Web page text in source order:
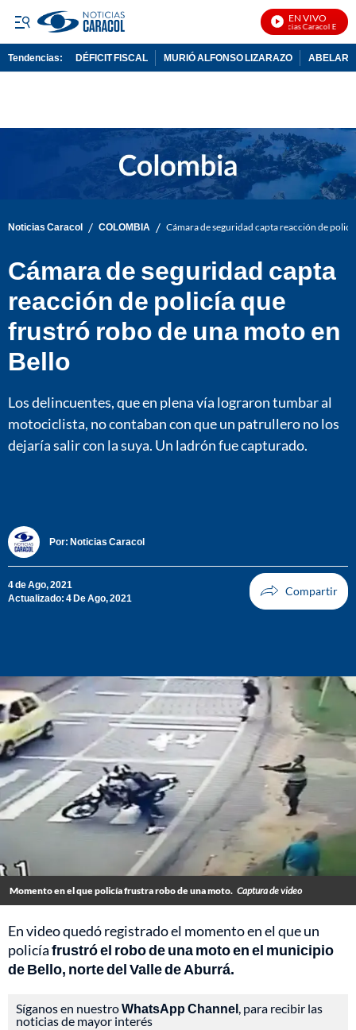
EN VIVO
Noticias Caracol En Vivo
Tendencias: DÉFICIT FISCAL MURIÓ ALFONSO LIZARAZO
Noticias Caracol / COLOMBIA / Cámara de seguridad capta reacción de
Cámara de seguridad capta
reacción de policía que
frustró robo de una moto en
Bello
Los delincuentes, que en plena vía lograron tumbar al
motociclista, no contaban con que un patrullero no los
dejaría salir con la suya. Un ladrón fue capturado.
Por: Noticias Caracol
4 de Ago, 2021
Actualizado: 4 De Ago, 2021
Momento en el que policía frustra robo de una moto. Captura de video
En video quedó registrado el momento en el que un
policíafrustró el robo de una moto en el municipio
de Bello, norte del Valle de Aburrá.
Síganos en nuestroWhatsApp Channel, para recibir las
noticias de mayor interés